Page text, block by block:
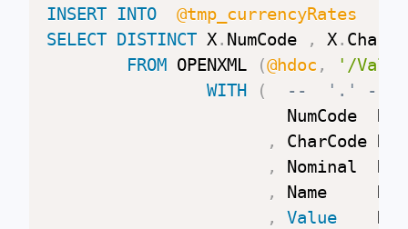
INSERT INTO
@tmp_currencyRates
SELECT DISTINCT X. NumCode , X.
FROM OPENXML (@hdoc ,
'/
WITH
(
--  '.' --
NumCode
,
CharCode
,
Nominal
,
,
Value